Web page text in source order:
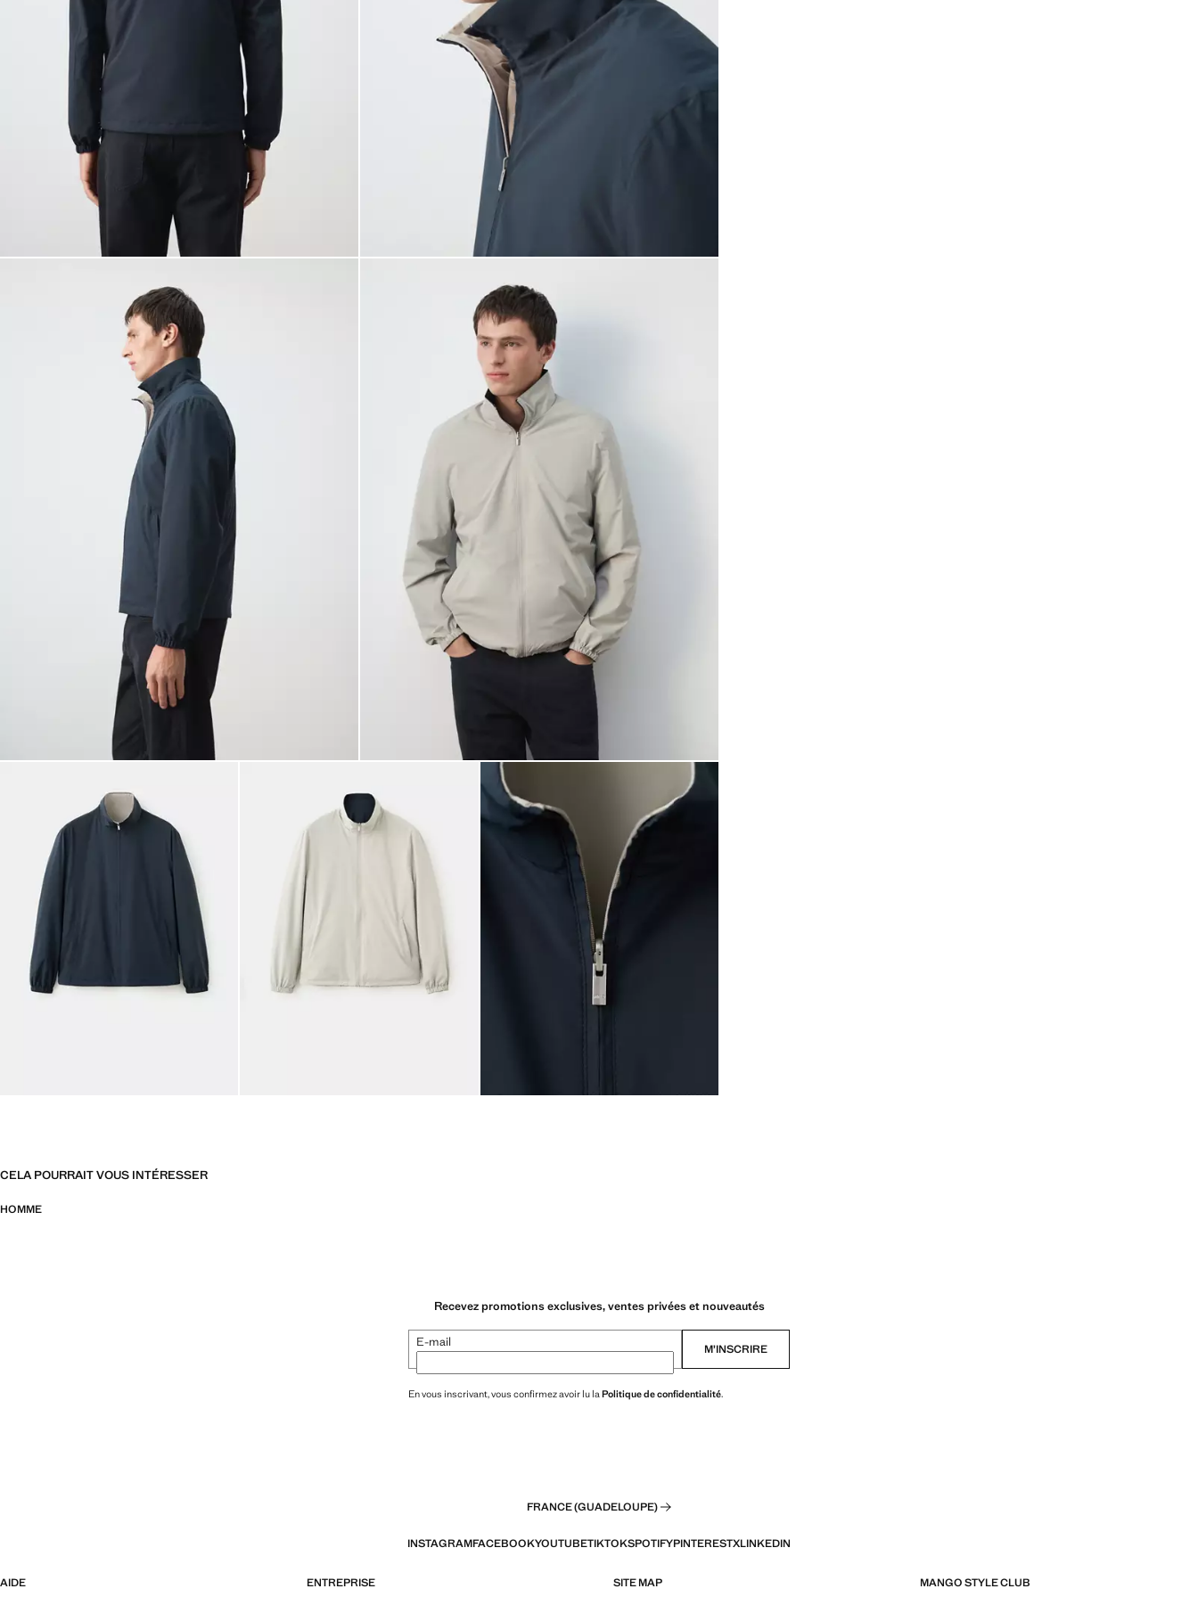
CELA POURRAIT VOUS INTÉRESSER
HOMME
Recevez promotions exclusives, ventes privées et nouveautés
E-mail M’INSCRIRE
En vous inscrivant, vous confirmez avoir lu laPolitique de confidentialité.
FRANCE (GUADELOUPE)
INSTAGRAMFACEBOOKYOUTUBETIKTOKSPOTIFYPINTERESTXLINKEDIN
AIDE ENTREPRISE SITE MAP MANGO STYLE CLUB